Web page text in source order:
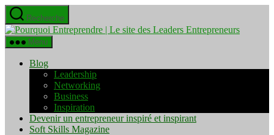
Aller
au
contenu
Recherche
Pourquoi
Menu
Blog
Leadership
Networking
Business
Inspiration
Devenir un entrepreneur inspiré et inspirant
Soft Skills Magazine